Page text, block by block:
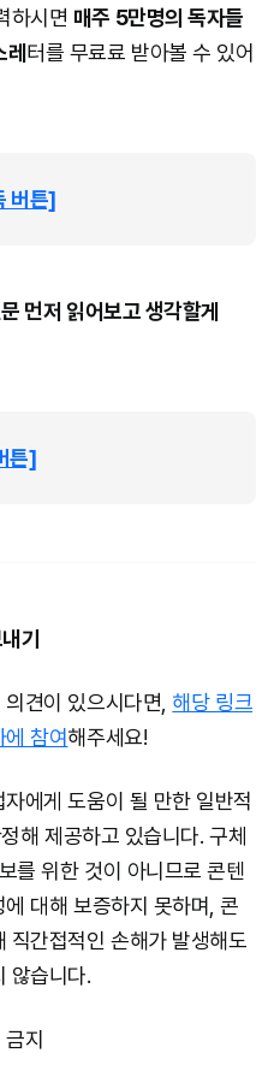
하시면 매주 5만명의 독자들
레터를 무료료 받아볼 수 있어
버튼]
먼저 읽어보고 생각할게
튼]
기
견이 있으시다면, 해당 링크
참여해주세요!
에게 도움이 될 만한 일반적
해 제공하고 있습니다. 구체
를 위한 것이 아니므로 콘텐
대해 보증하지 못하며, 콘
직간접적인 손해가 발생해도
않습니다.
지